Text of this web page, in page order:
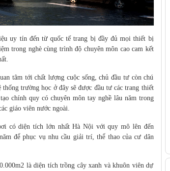
uy tín đến từ quốc tế trang bị đầy đủ mọi thiết bị
trong nghè cùng trình độ chuyên môn cao cam kết
tâm tới chất lượng cuộc sống, chủ đầu tư còn chú
trường học ở đây sẽ được đầu tư các trang thiết
chính quy có chuyên môn tay nghề lâu năm trong
giáo viên nước ngoài.
có diện tích lớn nhất Hà Nội với quy mô lên đến
để phục vụ nhu cầu giải trí, thể thao của cư dân
là diện tích trồng cây xanh và khuôn viên dự